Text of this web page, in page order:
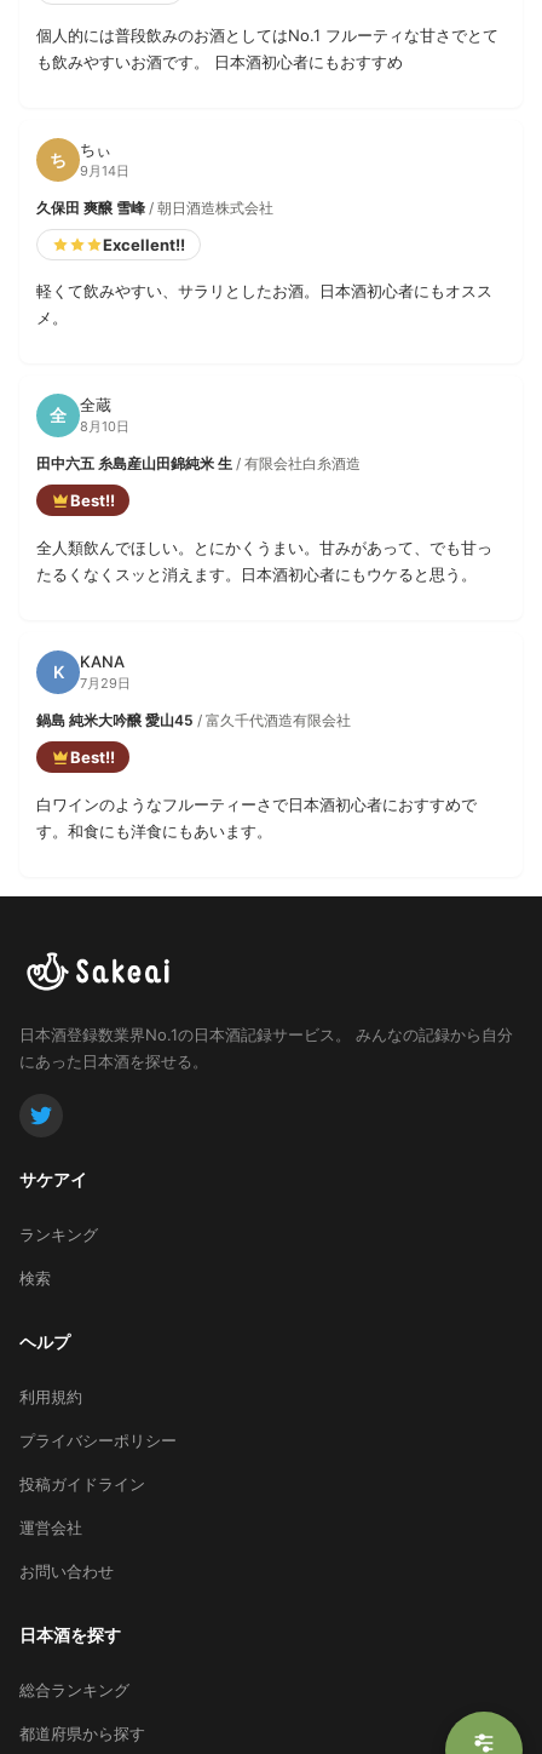
個人的には普段飲みのお酒としてはNo.1 フルーティな甘さでとて
も飲みやすいお酒です。 日本酒初心者にもおすすめ
ち ちぃ
9月14日
久保田 爽醸 雪峰 / 朝日酒造株式会社
Excellent!!
軽くて飲みやすい、サラリとしたお酒。日本酒初心者にもオスス
メ。
全 全蔵
8月10日
田中六五 糸島産山田錦純米 生 / 有限会社白糸酒造
Best!!
全人類飲んでほしい。とにかくうまい。甘みがあって、でも甘っ
たるくなくスッと消えます。日本酒初心者にもウケると思う。
K KANA
7月29日
鍋島 純米大吟醸 愛山45 / 富久千代酒造有限会社
Best!!
白ワインのようなフルーティーさで日本酒初心者におすすめで
す。和食にも洋食にもあいます。
日本酒登録数業界No.1の日本酒記録サービス。
みんなの記録から自分
にあった日本酒を探せる。
サケアイ
ランキング
検索
ヘルプ
利用規約
プライバシーポリシー
投稿ガイドライン
運営会社
お問い合わせ
日本酒を探す
総合ランキング
都道府県から探す